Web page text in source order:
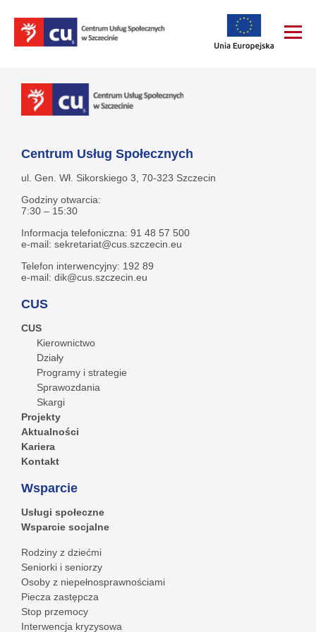
Centrum Usług Społecznych
ul. Gen. Wł. Sikorskiego 3, 70-323 Szczecin
Godziny otwarcia:
7:30 – 15:30
Informacja telefoniczna: 91 48 57 500
e-mail: sekretariat@cus.szczecin.eu
Telefon interwencyjny: 192 89
e-mail: dik@cus.szczecin.eu
CUS
CUS
Kierownictwo
Działy
Programy i strategie
Sprawozdania
Skargi
Projekty
Aktualności
Kariera
Kontakt
Wsparcie
Usługi społeczne
Wsparcie socjalne
Rodziny z dziećmi
Seniorki i seniorzy
Osoby z niepełnosprawnościami
Piecza zastępcza
Stop przemocy
Interwencja kryzysowa